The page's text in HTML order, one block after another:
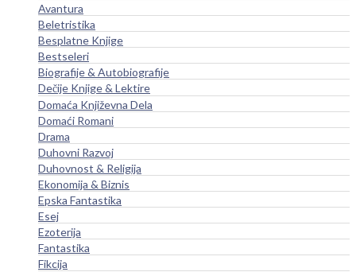
Avantura
Beletristika
Besplatne Knjige
Bestseleri
Biografije & Autobiografije
Dečije Knjige & Lektire
Domaća Književna Dela
Domaći Romani
Drama
Duhovni Razvoj
Duhovnost & Religija
Ekonomija & Biznis
Epska Fantastika
Esej
Ezoterija
Fantastika
Fikcija